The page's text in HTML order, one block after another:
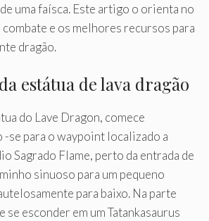
uma faísca. Este artigo o orienta no
combate e os melhores recursos para
dragão.
estátua de lava dragão
do Lave Dragon, comece
se para o waypoint localizado a
Sagrado Flame, perto da entrada de
sinuoso para um pequeno
para baixo. Na parte
esconder em um Tatankasaurus